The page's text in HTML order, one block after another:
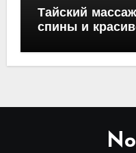
Тайский
спины и